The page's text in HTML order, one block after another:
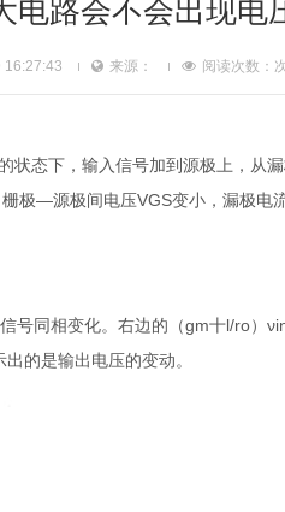
电路会不会出现电
16:27:43 来源： 阅读次数：
态下，输入信号加到源极上，从漏
极—源极间电压VGS变小，漏极电
同相变化。右边的（gm十l/ro）
的是输出电压的变动。